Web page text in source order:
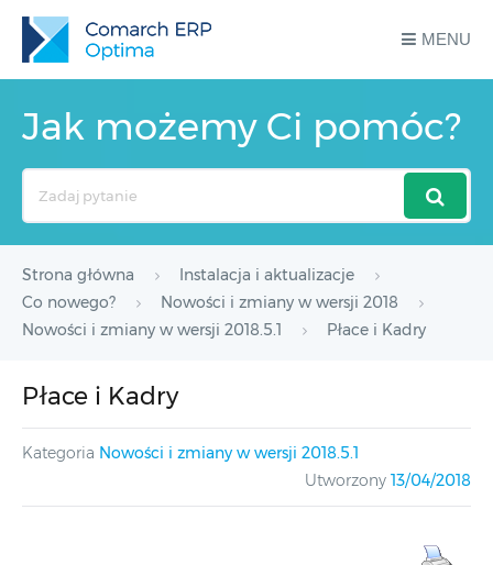
MENU
Jak możemy Ci pomóc?
Strona główna
Instalacja i aktualizacje
Co nowego?
Nowości i zmiany w wersji 2018
Nowości i zmiany w wersji 2018.5.1
Płace i Kadry
Płace i Kadry
Kategoria Nowości i zmiany w wersji 2018.5.1
Utworzony 13/04/2018